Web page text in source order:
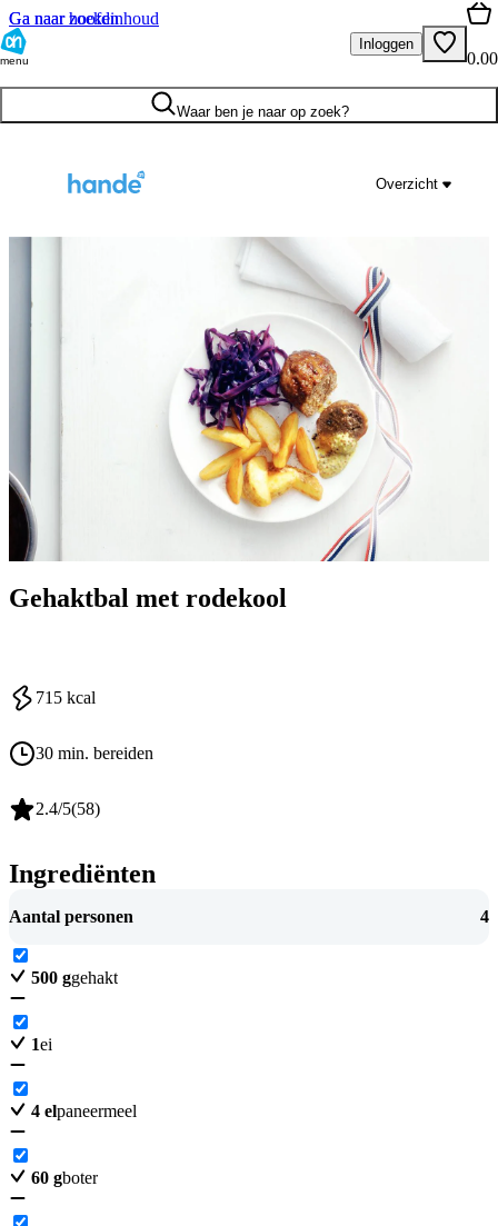
Ga naar hoofdinhoud
Ga naar zoeken
menu
Inloggen
0.00
Waar ben je naar op zoek?
Overzicht
Gehaktbal met rodekool
715 kcal
30 min. bereiden
2.4/5(58)
Ingrediënten
Aantal personen 4
500 ggehakt
1ei
4 elpaneermeel
60 gboter